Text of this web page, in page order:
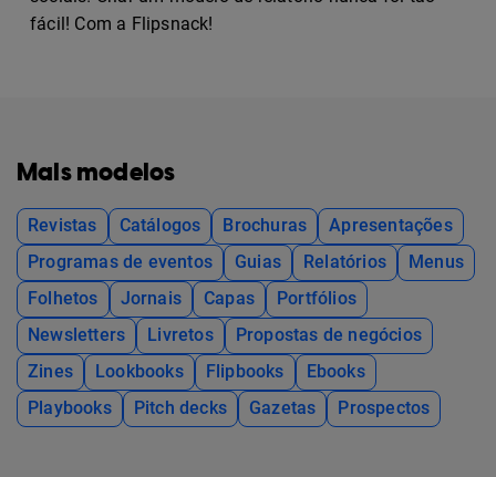
fácil! Com a Flipsnack!
Mais modelos
Revistas Catálogos Brochuras
Apresentações
Programas de eventos
Guias Relatórios
Menus
Folhetos
Jornais Capas
Portfólios
Newsletters
Livretos
Propostas de negócios
Zines
Lookbooks Flipbooks
Ebooks
Playbooks
Pitch decks Gazetas Prospectos